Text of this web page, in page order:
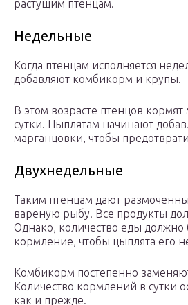
растущим птенцам.
Недельные
Когда птенцам исполняется
добавляют комбикорм и крупы.
В этом возрасте птенцов
сутки. Цыплятам начинают
марганцовки, чтобы
Двухнедельные
Таким птенцам дают
вареную рыбу. Все продукты
Однако, количество еды должно
кормление, чтобы цыплята его
Комбикорм постепенно
Количество кормлений в сутки
как и прежде.